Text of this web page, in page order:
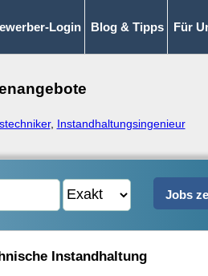
Login Blog & Tipps Für
, Instandhaltungsingenieur
Instandhaltung